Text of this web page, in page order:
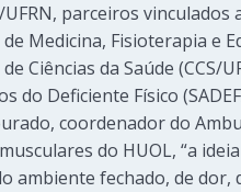
UFRN, parceiros vinculados
Medicina, Fisioterapia e
Ciências da Saúde (CCS/
do Deficiente Físico
coordenador do
do HUOL, “a
ambiente fechado, de dor,